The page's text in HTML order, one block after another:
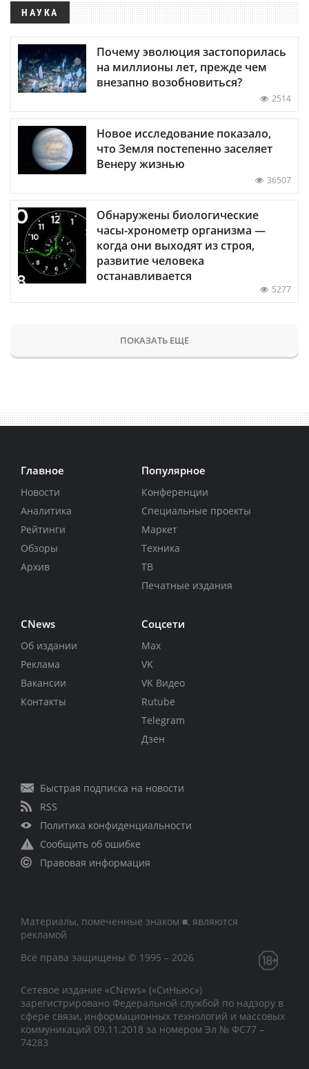
НАУКА
Почему эволюция застопорилась
на миллионы лет, прежде чем
внезапно возобновиться?
2514
Новое исследование показало,
что Земля постепенно заселяет
Венеру жизнью
36507
Обнаружены биологические
часы-хронометр организма —
когда они выходят из строя,
развитие человека
останавливается
5277
ПОКАЗАТЬ ЕЩЕ
Главное
Новости
Аналитика
Рейтинги
Обзоры
Архив
Популярное
Конференции
Специальные проекты
Маркет
Техника
ТВ
Печатные издания
CNews
Об издании
Реклама
Вакансии
Контакты
Соцсети
Max
VK
VK Видео
Rutube
Telegram
Дзен
Быстрая подписка на новости
RSS
Политика конфиденциальности
Сообщить об ошибке
Правовая информация
Материалы, помеченные знаком ■, являются
рекламой
Все права защищены © 1995 – 2026
Сетевое издание «CNews» («СиНьюс»)
зарегистрировано Федеральной службой по надзору в
сфере связи, информационных технологий и массовых
коммуникаций 09.11.2018 за номером Эл № ФС77 –
74283